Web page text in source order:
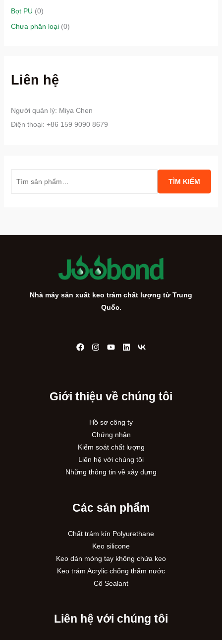
Bọt PU (0)
Chưa phân loại (0)
Liên hệ
Người quản lý: Miya Chen
Điện thoại: +86 159 9090 8679
TÌM KIẾM
Nhà máy sản xuất keo trám chất lượng từ Trung
Quốc.
Giới thiệu về chúng tôi
Hồ sơ công ty
Chứng nhận
Kiểm soát chất lượng
Liên hệ với chúng tôi
Những thông tin về xây dựng
Các sản phẩm
Chất trám kín Polyurethane
Keo silicone
Keo dán móng tay không chứa keo
Keo trám Acrylic chống thấm nước
Cô Sealant
Liên hệ với chúng tôi